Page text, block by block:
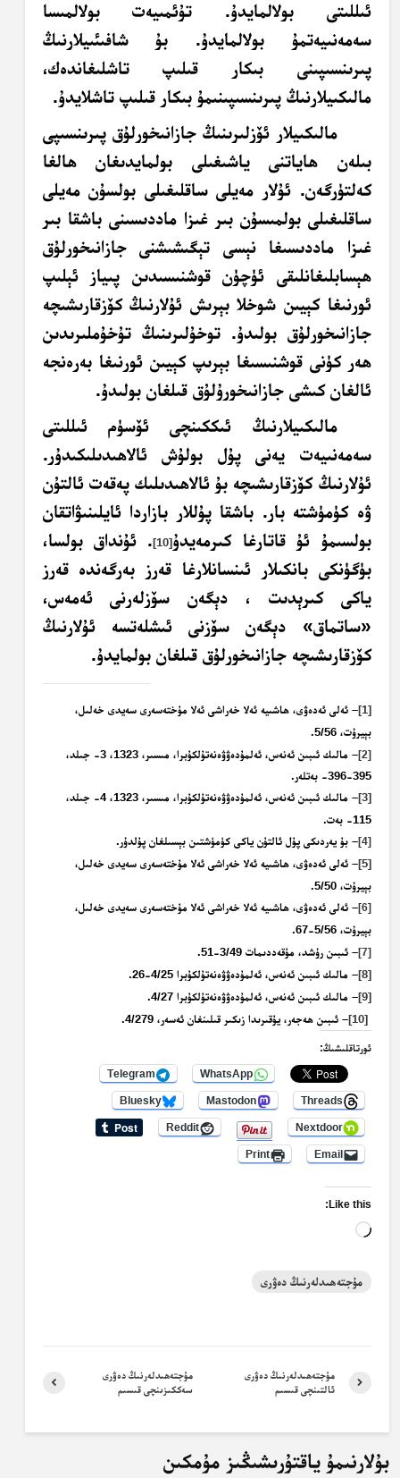
ئىللىتى بولالمايدۇ. تۇئمىيەت بولالمىسا
سەمەنىيەتمۇ بولالمايدۇ. بۇ شافىئىيلارنىڭ
پىرىنسىپىنىبىكار قىلىپ تاشلىغاندەك،
مالىكىيلارنىڭ پىرىنسىپىنىمۇ بىكار قىلىپ تاشلايدۇ.
مالىكىيلار ئۆزلىرىنىڭ جازانىخورلۇق پىرىنسىپى
بىلەن ھاياتنى ياشىغىلى بولمايدىغان ھالغا
كەلتۈرگەن. ئۇلار مەيلى ساقلىغىلى بولسۇن مەيلى
ساقلىغىلى بولمىسۇن بىر غىزا ماددىسىنى باشقا بىر
غىزا ماددىسىغا نېسى تېگىشىشنى جازانىخورلۇق
ھېسابلىغانلىقى ئۈچۈن قوشنىسىدىن پىياز ئېلىپ
ئورنىغا كېيىن شوخلا بېرىش ئۇلارنىڭ كۆزقارىشىچە
جازانىخورلۇق بولىدۇ. توخۇلىرىنىڭ تۇخۇملىرىدىن
ھەر كۈنى قوشنىسىغا بېرىپ كېيىن ئورنىغا بەرەنجە
ئالغان كىشى جازانىخورۇلۇق قىلغان بولىدۇ.
مالىكىيلارنىڭ ئىككىنچى ئۆسۈم ئىللىتى
سەمەنىيەت يەنى پۇل بولۇش ئالاھىدىلىكىدۇر.
ئۇلارنىڭ كۆزقارىشىچە بۇ ئالاھىدىلىك پەقەت ئالتۇن
ۋە كۈمۈشتە بار. باشقا پۇللار بازاردا ئايلىنىۋاتقان
بولسىمۇ ئۇ قاتارغا كىرمەيدۇ[10]. ئۇنداق بولسا،
بۈگۈنكى بانكىلار ئىنسانلارغا قەرز بەرگەندە قەرز
ياكىكىرېدىت ، دېگەن سۆزلەرنى ئەمەس،
«ساتماق» دېگەن سۆزنى ئىشلەتسە ئۇلارنىڭ
كۆزقارىشىچە جازانىخورلۇق قىلغان بولمايدۇ.
[1]– ئەلى ئەدەۋى، ھاشىيە ئەلا خەراشى ئەلا مۇختەسەرى سەيدى خەلىل،
بېيرۇت، 5/56.
[2]
– مالىك ئىبىن ئەنەس، ئەلمۇدەۋۋەنەتۇلكۇبرا، مىسىر، 1323، 3- جىلد،
395-396- بەتلەر.
[3]
–
مالىك ئىبىن ئەنەس، ئەلمۇدەۋۋەنەتۇلكۇبرا، مىسىر، 1323، 4- جىلد،
115- بەت.
[4]– بۇ يەردىكى پۇل ئالتۇن ياكى كۈمۈشتىن بېسىلغان پۇلدۇر.
[5]
–ئەلى ئەدەۋى، ھاشىيە ئەلا خەراشى ئەلا مۇختەسەرى سەيدى خەلىل،
بېيرۇت، 5/50.
[6]– ئەلى ئەدەۋى، ھاشىيە ئەلا خەراشى ئەلا مۇختەسەرى سەيدى خەلىل،
بېيرۇت، 5/56-67.
[7]– ئىبىن رۇشد، مۇقەددىمات 3/49-51.
[8]– مالىك ئىبىن ئەنەس، ئەلمۇدەۋۋەنەتۇلكۇبرا 4/25-26.
[9]
–مالىك ئىبىن ئەنەس، ئەلمۇدەۋۋەنەتۇلكۇبرا 4/27.
[10]
–ئىبىن ھەجەر، يۇقىرىدا زىكىر قىلىنغان ئەسەر، 4/279.
ئورتاقلىشىڭ:
WhatsApp
Telegram
Threads
Mastodon
Bluesky
Nextdoor
Reddit
Email
Print
Like this:
Loading…
مۇجتەھىدلەرنىڭ دەۋرى
مۇجتەھىدلەرنىڭ دەۋرى
سەككىزىنچى قىسىم
مۇجتەھىدلەرنىڭ دەۋرى
ئالتىنچى قىسىم
بۇلارنىمۇ ياقتۇرىشىڭىز مۇمكىن